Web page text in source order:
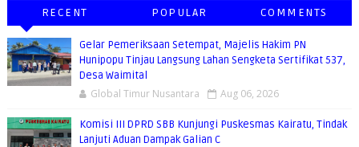
RECENT POPULAR COMMENTS
Gelar Pemeriksaan Setempat, Majelis Hakim PN
Hunipopu Tinjau Langsung Lahan Sengketa Sertifikat 537,
Desa Waimital
Global Timur Nusantara Aug 06, 2026
Komisi III DPRD SBB Kunjungi Puskesmas Kairatu, Tindak
Lanjuti Aduan Dampak Galian C